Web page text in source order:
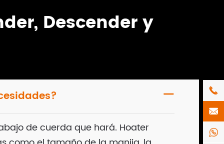
Descender y

de cuerda que hará. Hoater


